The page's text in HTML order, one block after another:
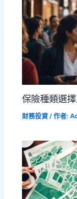
保險種類選
財務投資 / 作者: